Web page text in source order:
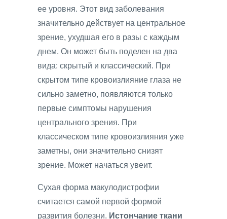
ее уровня. Этот вид заболевания
значительно действует на центральное
зрение, ухудшая его в разы с каждым
днем. Он может быть поделен на два
вида: скрытый и классический. При
скрытом типе кровоизлияние глаза не
сильно заметно, появляются только
первые симптомы нарушения
центрального зрения. При
классическом типе кровоизлияния уже
заметны, они значительно снизят
зрение. Может начаться увеит.
Сухая форма макулодистрофии
считается самой первой формой
развития болезни. Истончание ткани